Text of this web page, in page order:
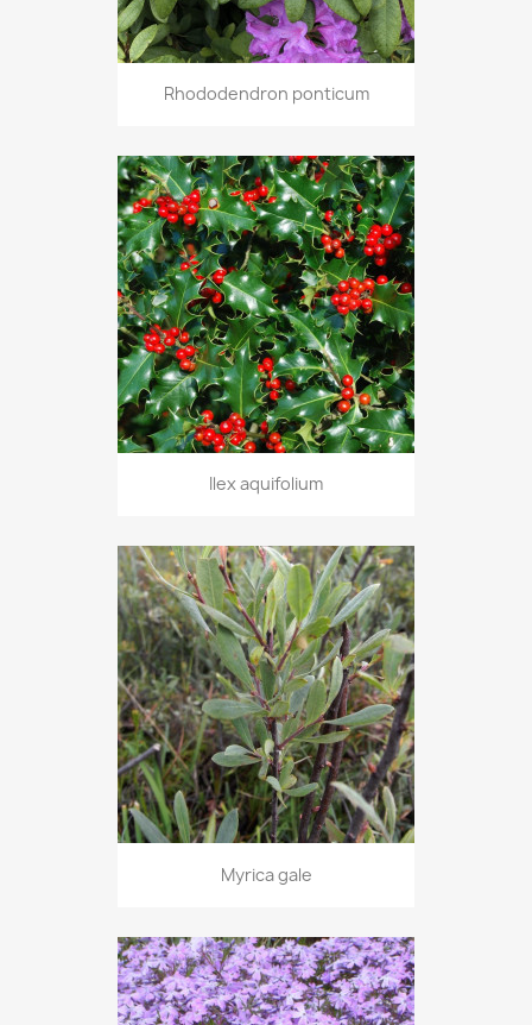
Rhododendron ponticum
Ilex aquifolium
Myrica gale